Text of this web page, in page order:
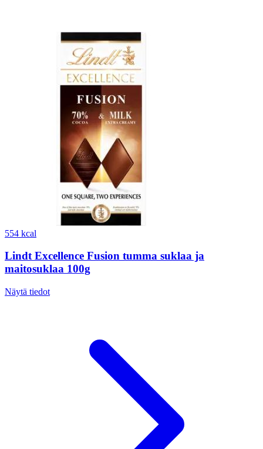
554 kcal
Lindt Excellence Fusion tumma suklaa ja
maitosuklaa 100g
Näytä tiedot